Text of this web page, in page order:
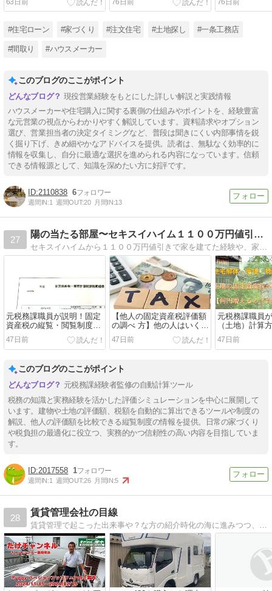
ー
す
す
#住宅ローン #家づくり #注文住宅 #土地探し #一条工務店
#間取り #ハウスメーカー
このブログのここがポイント
現役営業経験をもとにした詳しい解説と実践情報
ハウスメーカーや住宅購入に関する裏側の仕組みやポイントを、経験豊富
な元営業の視点からわかりやすく解説しています。資料請求やオプション
選び、営業担当者の決定タイミングなど、普段は聞きにくい内部事情を鋭
く掘り下げ、きめ細やかなアドバイスを提供。読者は、無駄なく効率的に
情報を収集し、自分に最適な選択を進められる内容になっています。信頼
できる情報源として、知識を深めたい方に好評です。
2110838 6
週間IN:1 週間OUT:20 月間IN:13
27
陽の当たる部屋〜セキスイハイム１１００万円値引き〜
元税務課職員が説明！固定
資産税の縦覧・閲覧制度で
他人の評価を調べて自宅の
税額が正しいか比較
47日前
【他人の固定資産税評価額
の調べ 方】他の人はいくら
払っているか評価額＆税額
を調べよう
47日前
元税務課職員
（土地）計算
住宅解体・更
家で土地の固
倍？
47日前
このブログのここがポイント
元税務課経験者監修の自動計算ツール
税務の知識と実務経験を活かした評価シミュレーションを中心に展開して
います。建物や土地の評価額、税額を自動的に算出できるツールや制度の
解説、他人の評価額を比較できる縦覧制度の情報を提供。日常の家づくり
や税負担の最適化に役立つ、実務的かつ信頼性の高い内容を目指していま
す。
2017558 1
週間IN:1 週間OUT:26 月間IN:5
28
賃貸管理会社の目線